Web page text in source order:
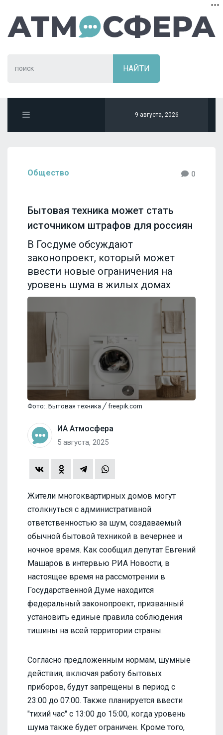
9 августа, 2026
Общество 0
Бытовая техника может стать
источником штрафов для россиян
В Госдуме обсуждают
законопроект, который может
ввести новые ограничения на
уровень шума в жилых домах
Фото:. Бытовая техника ╱ freepik.com
ИА Атмосфера
5 августа, 2025
Жители многоквартирных домов могут
столкнуться с административной
ответственностью за шум, создаваемый
обычной бытовой техникой в вечернее и
ночное время. Как сообщил депутат Евгений
Машаров в интервью РИА Новости, в
настоящее время на рассмотрении в
Государственной Думе находится
федеральный законопроект, призванный
установить единые правила соблюдения
тишины на всей территории страны.
Согласно предложенным нормам, шумные
действия, включая работу бытовых
приборов, будут запрещены в период с
23:00 до 07:00. Также планируется ввести
"тихий час" с 13:00 до 15:00, когда уровень
шума также будет ограничен. Кроме того,